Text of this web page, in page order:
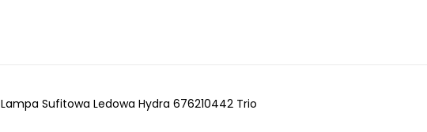
Lampa Sufitowa Ledowa Hydra 676210442 Trio